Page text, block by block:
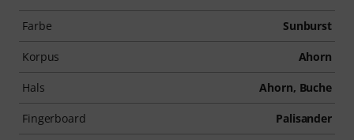
Farbe Sunburst
Korpus Ahorn
Hals Ahorn, Buche
Fingerboard Palisander